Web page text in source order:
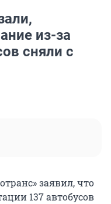
из-за
сняли с
заявил, что
137 автобусов